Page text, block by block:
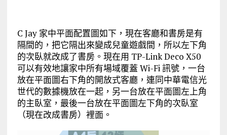
C Jay 家中平面配置圖如下，現在客廳和書房是有
隔間的，把它隔出來變成兒童遊戲間，所以左下角
的次臥就改成了書房。現在用 TP-Link Deco X50
可以有效地讓家中所有場域覆蓋 Wi-Fi 訊號，一台
放在平面圖右下角的開放式客廳，連同中華電信光
世代的數據機放在一起，另一台放在平面圖左上角
的主臥室，最後一台放在平面圖左下角的次臥室
（現在改成書房）裡面。